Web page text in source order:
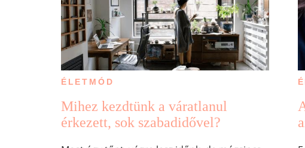
ÉLETMÓD
Mihez kezdtünk a váratlanul
érkezett, sok szabadidővel?